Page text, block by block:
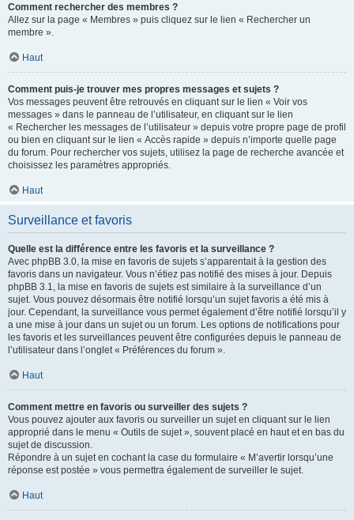
Comment rechercher des membres ?
Allez sur la page « Membres » puis cliquez sur le lien « Rechercher un
membre ».
Haut
Comment puis-je trouver mes propres messages et sujets ?
Vos messages peuvent être retrouvés en cliquant sur le lien « Voir vos
messages » dans le panneau de l’utilisateur, en cliquant sur le lien
« Rechercher les messages de l’utilisateur » depuis votre propre page de profil
ou bien en cliquant sur le lien « Accès rapide » depuis n’importe quelle page
du forum. Pour rechercher vos sujets, utilisez la page de recherche avancée et
choisissez les paramètres appropriés.
Haut
Surveillance et favoris
Quelle est la différence entre les favoris et la surveillance ?
Avec phpBB 3.0, la mise en favoris de sujets s’apparentait à la gestion des
favoris dans un navigateur. Vous n’étiez pas notifié des mises à jour. Depuis
phpBB 3.1, la mise en favoris de sujets est similaire à la surveillance d’un
sujet. Vous pouvez désormais être notifié lorsqu’un sujet favoris a été mis à
jour. Cependant, la surveillance vous permet également d’être notifié lorsqu’il y
a une mise à jour dans un sujet ou un forum. Les options de notifications pour
les favoris et les surveillances peuvent être configurées depuis le panneau de
l’utilisateur dans l’onglet « Préférences du forum ».
Haut
Comment mettre en favoris ou surveiller des sujets ?
Vous pouvez ajouter aux favoris ou surveiller un sujet en cliquant sur le lien
approprié dans le menu « Outils de sujet », souvent placé en haut et en bas du
sujet de discussion.
Répondre à un sujet en cochant la case du formulaire « M’avertir lorsqu’une
réponse est postée » vous permettra également de surveiller le sujet.
Haut